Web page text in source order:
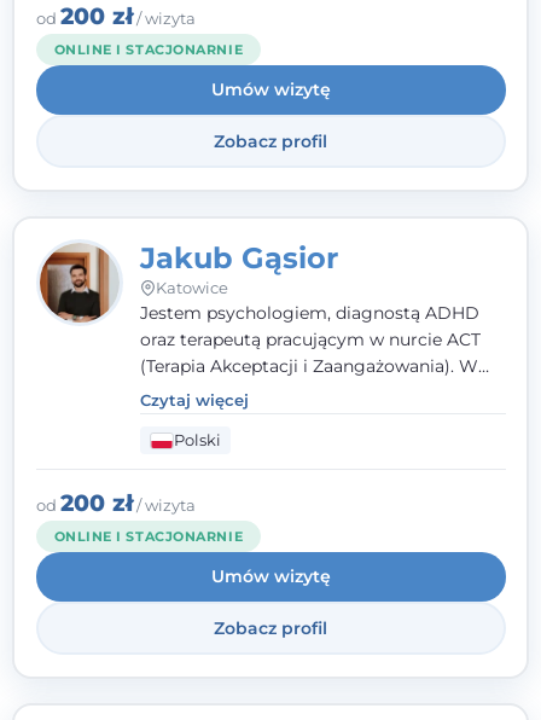
przykładam do relacji opartej na empatii,
poczuciu bezpieczeństwa i wzajemnym
zrozumieniu.
od 200 zł/ wizyta
ONLINE I STACJONARNIE
Umów wizytę
Zobacz profil
Jakub Gąsior
Katowice
Jestem psychologiem, diagnostą ADHD
oraz terapeutą pracującym w nurcie ACT
(Terapia Akceptacji i Zaangażowania). W
kontakcie z pacjentem najważniejsze są dla
mnie serdeczność, zrozumienie i atmosfera
pełna ciepła. Wierzę, że skuteczna terapia
to wspólne działanie - razem tworzymy
zespół, który szuka rozwiązań.
Czytaj więcej
Polski
od 200 zł/ wizyta
ONLINE I STACJONARNIE
Umów wizytę
Zobacz profil